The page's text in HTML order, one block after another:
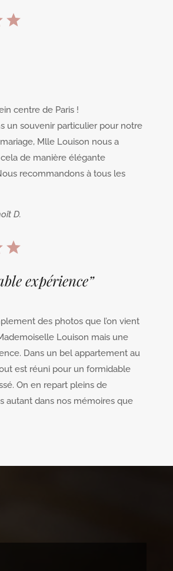
centre de Paris !
un souvenir particulier pour notre
Mlle Louison nous a
de manière élégante
recommandons à tous les
D.
expérience”
des photos que l’on vient
Louison mais une
Dans un bel appartement au
est réuni pour un formidable
On en repart pleins de
autant dans nos mémoires que